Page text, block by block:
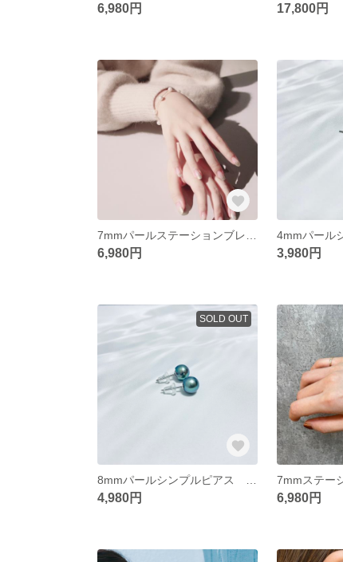
6,980円 17,800円
6,980円 3,980円
SOLD OUT
4,980円 6,980円